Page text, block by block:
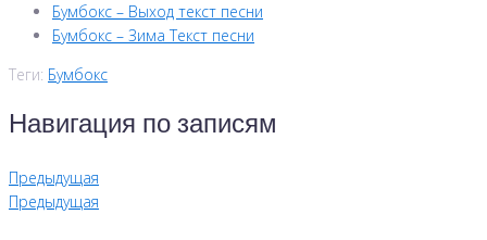
Бумбокс – Выход текст песни
Бумбокс – Зима Текст песни
Теги: Бумбокс
Навигация по записям
Предыдущая
Предыдущая